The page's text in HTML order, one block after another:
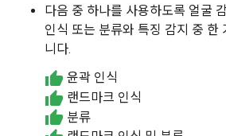
다음 중 하나를 사용하도록 얼굴
인식 또는 분류와 특징 감지 중 한
니다.
윤곽 인식
랜드마크 인식
분류